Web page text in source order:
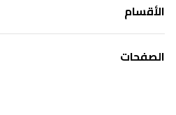
الأقسام
الصفحات